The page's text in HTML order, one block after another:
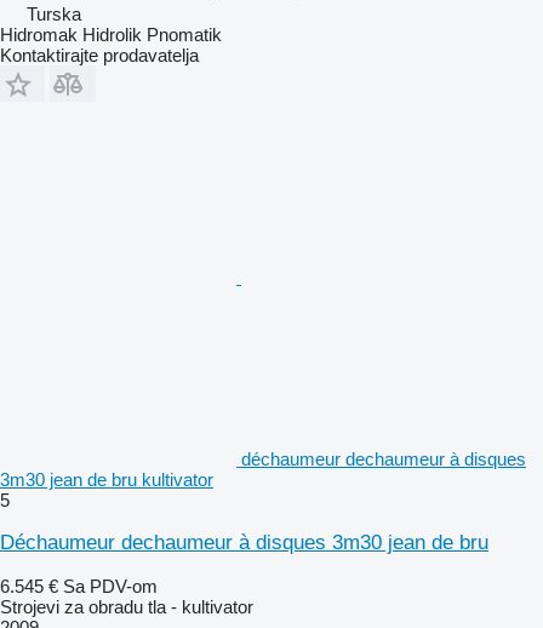
Turska
Hidromak Hidrolik Pnomatik
Kontaktirajte prodavatelja
déchaumeur dechaumeur à disques
3m30 jean de bru kultivator
5
Déchaumeur dechaumeur à disques 3m30 jean de bru
6.545 € Sa PDV-om
Strojevi za obradu tla - kultivator